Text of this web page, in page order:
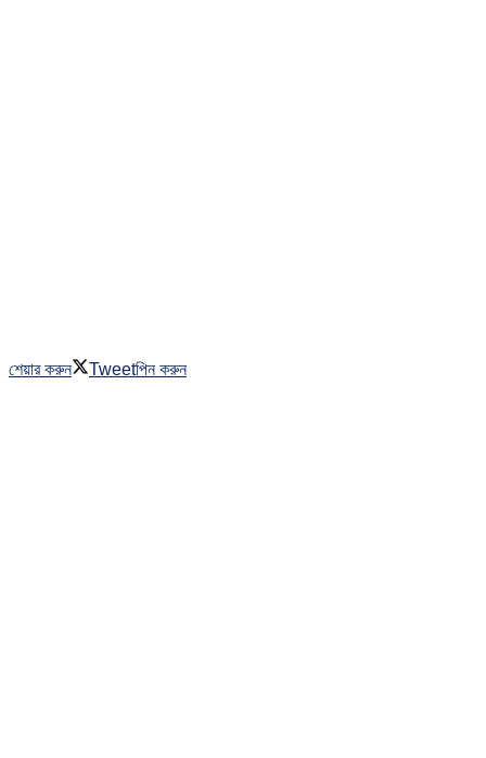
শেয়ার করুন Tweetপিন করুন